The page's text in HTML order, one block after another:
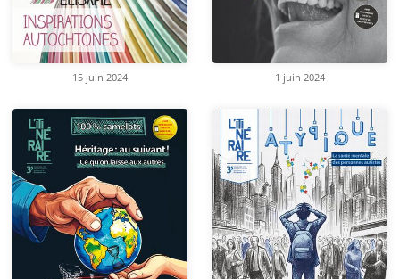
15 juin 2024 1 juin 2024